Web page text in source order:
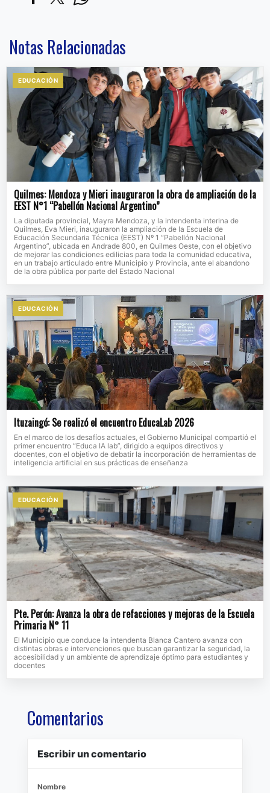
Notas Relacionadas
EDUCACIÒN
Quilmes: Mendoza y Mieri inauguraron la obra de ampliación de la
EEST N°1 “Pabellón Nacional Argentino”
La diputada provincial, Mayra Mendoza, y la intendenta interina de
Quilmes, Eva Mieri, inauguraron la ampliación de la Escuela de
Educación Secundaria Técnica (EEST) Nº 1 “Pabellón Nacional
Argentino”, ubicada en Andrade 800, en Quilmes Oeste, con el objetivo
de mejorar las condiciones edilicias para toda la comunidad educativa,
en un trabajo articulado entre Municipio y Provincia, ante el abandono
de la obra pública por parte del Estado Nacional
EDUCACIÒN
Ituzaingó: Se realizó el encuentro EducaLab 2026
En el marco de los desafíos actuales, el Gobierno Municipal compartió el
primer encuentro “Educa IA lab”, dirigido a equipos directivos y
docentes, con el objetivo de debatir la incorporación de herramientas de
inteligencia artificial en sus prácticas de enseñanza
EDUCACIÒN
Pte. Perón: Avanza la obra de refacciones y mejoras de la Escuela
Primaria N° 11
El Municipio que conduce la intendenta Blanca Cantero avanza con
distintas obras e intervenciones que buscan garantizar la seguridad, la
accesibilidad y un ambiente de aprendizaje óptimo para estudiantes y
docentes
Comentarios
Escribir un comentario
Nombre